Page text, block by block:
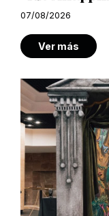
07/08/2026
Ver más